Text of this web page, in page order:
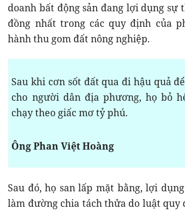
doanh bất động sản đang lợi dụng sự
đồng nhất trong các quy định của
hành thu gom đất nông nghiệp.
Sau khi cơn sốt đất qua đi hậu quả
cho người dân địa phương, họ bỏ
chạy theo giấc mơ tỷ phú.
Ông Phan Việt Hoàng
Sau đó, họ san lấp mặt bằng, lợi
làm đường chia tách thửa do luật quy